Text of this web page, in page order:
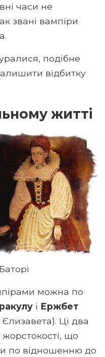
часи не
звані вампіри
подібне
відбитку
житті
можна по
і Ержбет
Ці два
що
по відношенню до